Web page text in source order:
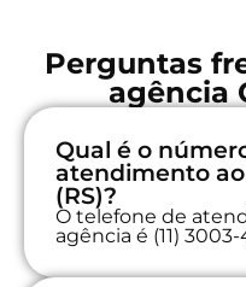
Perguntas
agência
Qual é o
atendimento
(RS)?
O telefone de
agência é (11)